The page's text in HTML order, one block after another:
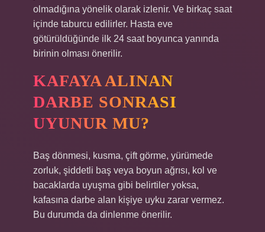
olmadığına yönelik olarak izlenir. Ve birkaç saat
içinde taburcu edilirler. Hasta eve
götürüldüğünde ilk 24 saat boyunca yanında
birinin olması önerilir.
KAFAYA ALINAN
DARBE SONRASI
UYUNUR MU?
Baş dönmesi, kusma, çift görme, yürümede
zorluk, şiddetli baş veya boyun ağrısı, kol ve
bacaklarda uyuşma gibi belirtiler yoksa,
kafasına darbe alan kişiye uyku zarar vermez.
Bu durumda da dinlenme önerilir.